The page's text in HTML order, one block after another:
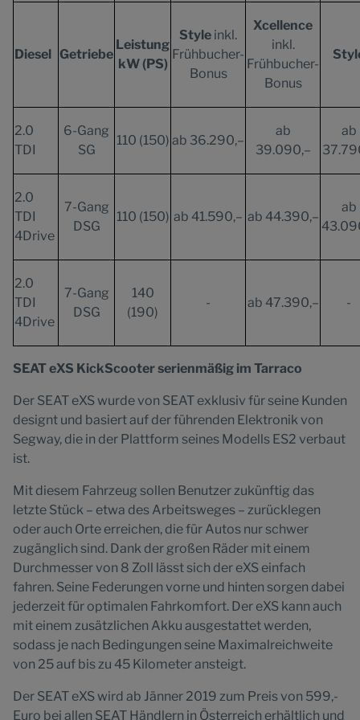
Diesel Getriebe
Leistung
kW (PS)
Style inkl.
Frühbucher-
Bonus
Xcellence
inkl.
Frühbucher-
Bonus
2.0
TDI
6-Gang
SG
110 (150) ab 36.290,–
ab
39.090,–
ab
2.0
TDI
4Drive
7-Gang
DSG
110 (150) ab 41.590,– ab 44.390,–
ab
2.0
TDI
4Drive
7-Gang
DSG
140
(190)
- ab 47.390,– -
SEAT eXS KickScooter serienmäßig im Tarraco
Der SEAT eXS wurde von SEAT exklusiv für seine Kunden
designt und basiert auf der führenden Elektronik von
Segway, die in der Plattform seines Modells ES2 verbaut
ist.
Mit diesem Fahrzeug sollen Benutzer zukünftig das
letzte Stück – etwa des Arbeitsweges – zurücklegen
oder auch Orte erreichen, die für Autos nur schwer
zugänglich sind. Dank der großen Räder mit einem
Durchmesser von 8 Zoll lässt sich der eXS einfach
fahren. Seine Federungen vorne und hinten sorgen dabei
jederzeit für optimalen Fahrkomfort. Der eXS kann auch
mit einem zusätzlichen Akku ausgestattet werden,
sodass je nach Bedingungen seine Maximalreichweite
von 25 auf bis zu 45 Kilometer ansteigt.
Der SEAT eXS wird ab Jänner 2019 zum Preis von 599,-
Euro bei allen SEAT Händlern in Österreich erhältlich und